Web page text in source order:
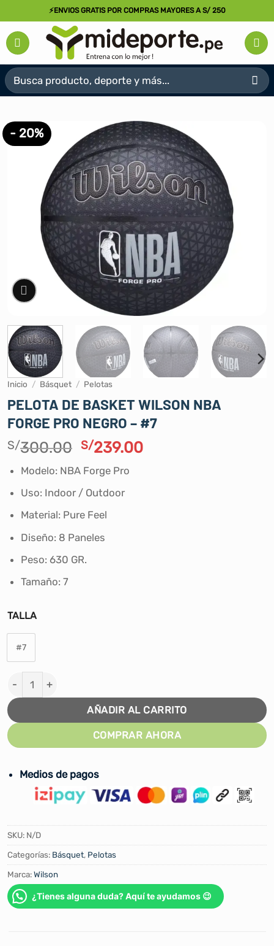
al
contenido
⚡ENVIOS GRATIS POR COMPRAS MAYORES A S/ 250
Buscar
por:
- 20%
Inicio / Básquet / Pelotas
PELOTA DE BASKET WILSON NBA
FORGE PRO NEGRO – #7
S/300.00 El
original
era:
S/300.00.
S/239.00El
Modelo: NBA Forge Pro
Uso: Indoor / Outdoor
Material: Pure Feel
Diseño: 8 Paneles
Peso: 630 GR.
Tamaño: 7
TALLA
#7
PELOTA DE BASKET WILSON NBA FORGE PRO NEGRO
AÑADIR AL CARRITO
COMPRAR AHORA
Medios de pagos
SKU: N/D
Categorías: Básquet, Pelotas
Marca:Wilson
¿Tienes alguna duda? Aquí te ayudamos 😉